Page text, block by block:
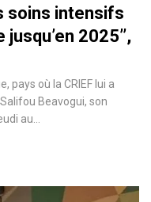
soins intensifs
2025’’,
pays où la CRIEF lui a
Beavogui, son
au…